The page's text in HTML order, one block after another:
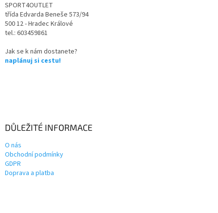
SPORT4OUTLET
třída Edvarda Beneše 573/94
500 12 - Hradec Králové
tel.: 603459861
Jak se k nám dostanete?
naplánuj si cestu!
DŮLEŽITÉ INFORMACE
O nás
Obchodní podmínky
GDPR
Doprava a platba